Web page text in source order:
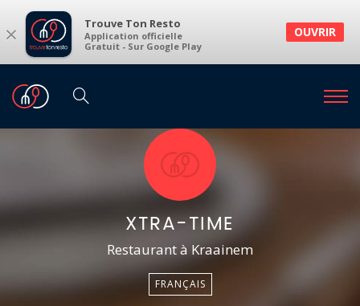
× Trouve Ton Resto
Application officielle
Gratuit - Sur Google Play
OUVRIR
XTRA-TIME
Restaurant à Kraainem
FRANÇAIS